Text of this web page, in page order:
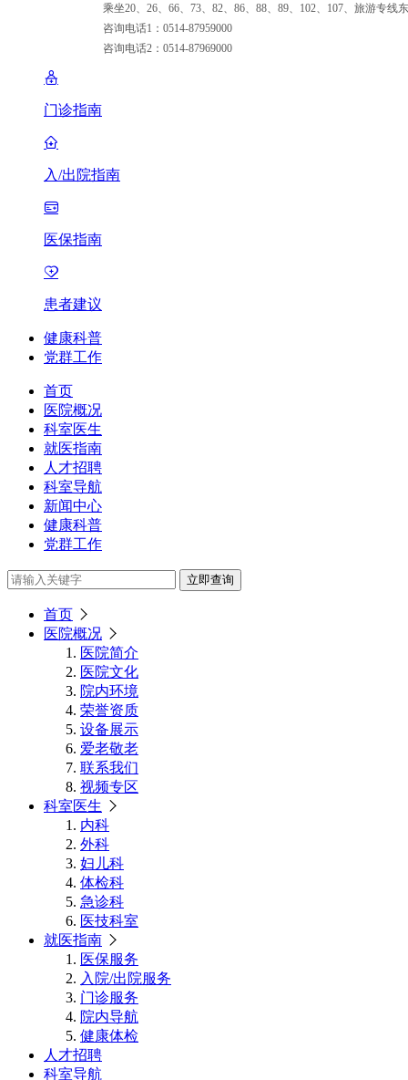
乘坐20、26、66、73、82、86、88、89、102、107、旅游专线
咨询电话1：0514-87959000
咨询电话2：0514-87969000
门诊指南
入/出院指南
医保指南
患者建议
健康科普
党群工作
首页
医院概况
科室医生
就医指南
人才招聘
科室导航
新闻中心
健康科普
党群工作
立即查询
首页
医院概况
医院简介
医院文化
院内环境
荣誉资质
设备展示
爱老敬老
联系我们
视频专区
科室医生
内科
外科
妇儿科
体检科
急诊科
医技科室
就医指南
医保服务
入院/出院服务
门诊服务
院内导航
健康体检
人才招聘
科室导航